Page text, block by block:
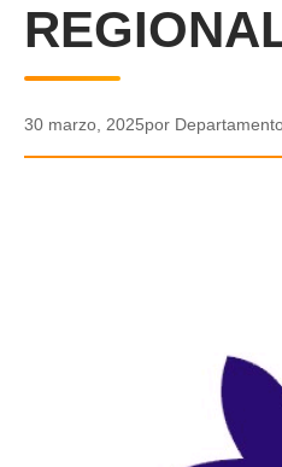
30 marzo, 2025por